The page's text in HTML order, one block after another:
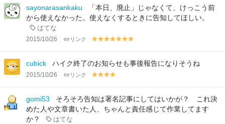
sayonarasankaku
「本日、廃止」じゃなくて、けっこう前
から使えなかった。使えなくするときに告知してほしい。
はてな
2015/10/26 リンク
y
lo
w
y
lo
w
y
lo
w
y
lo
w
y
lo
y
lo lo
cubick ハイク終了のお知らせも事後報告になりそうね
2015/10/26 リンク
y
lo
w
y
lo
y
lo
w
lo
w
gomi53
そろそろ告知は署名記事にしてはいかが？ これ決
めた人や文章書いた人、ちゃんと責任感じて作業してます
か？
はてな